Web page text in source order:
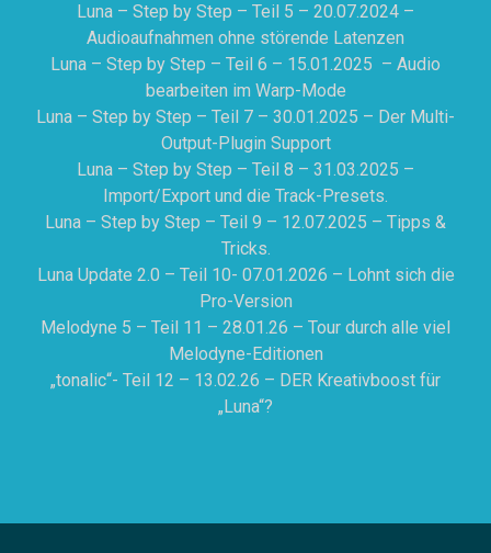
Luna – Step by Step – Teil 5 – 20.07.2024 –
Audioaufnahmen ohne störende Latenzen
Luna – Step by Step – Teil 6 – 15.01.2025 – Audio
bearbeiten im Warp-Mode
Luna – Step by Step – Teil 7 – 30.01.2025 – Der Multi-
Output-Plugin Support
Luna – Step by Step – Teil 8 – 31.03.2025 –
Import/Export und die Track-Presets.
Luna – Step by Step – Teil 9 – 12.07.2025 – Tipps &
Tricks.
Luna Update 2.0 – Teil 10- 07.01.2026 – Lohnt sich die
Pro-Version
Melodyne 5 – Teil 11 – 28.01.26 – Tour durch alle viel
Melodyne-Editionen
„tonalic“- Teil 12 – 13.02.26 – DER Kreativboost für
„Luna“?